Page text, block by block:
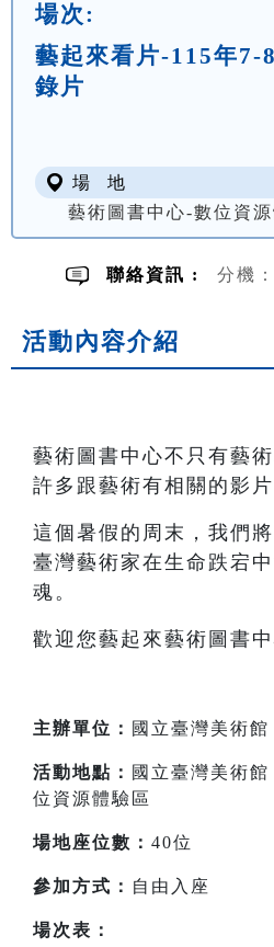
場次:
藝起來看片-115年7-
錄片
場 地
藝術圖書中心-數位資
聯絡資訊 : 分機
活動內容介紹
藝術圖書中心不只有藝
許多跟藝術有相關的影片
這個暑假的周末，我們
臺灣藝術家在生命跌宕
魂。
歡迎您藝起來藝術圖書中
主辦單位： 國立臺灣美術館
活動地點： 國立臺灣美術
位資源體驗區
場地座位數： 40位
參加方式： 自由入座
場次表：